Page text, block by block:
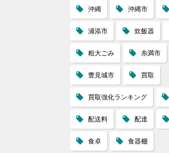
沖縄 沖縄市
浦添市 炊飯器
粗大ごみ 糸満市
豊見城市 買取
買取強化ランキング
配送料 配達
食卓 食器棚